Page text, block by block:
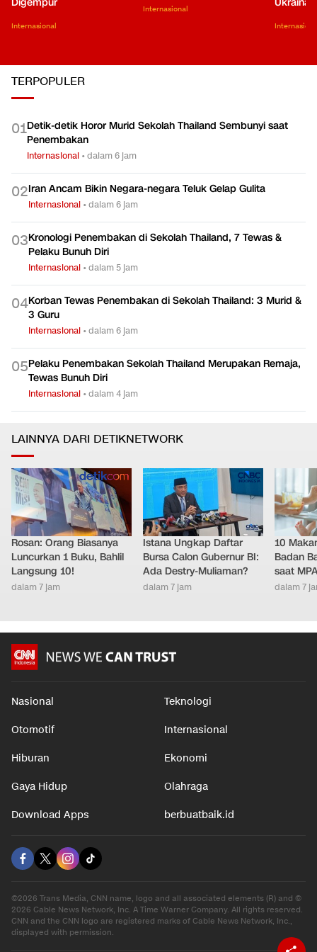
Internasional
Internasional
TERPOPULER
01Detik-detik Horor Murid Sekolah Thailand Sembunyi saat
Penembakan
Internasional •dalam 6 jam
02Iran Ancam Bikin Negara-negara Teluk Gelap Gulita
Internasional •dalam 6 jam
03Kronologi Penembakan di Sekolah Thailand, 7 Tewas &
Pelaku Bunuh Diri
Internasional •dalam 5 jam
04Korban Tewas Penembakan di Sekolah Thailand: 3 Murid &
3 Guru
Internasional •dalam 6 jam
05Pelaku Penembakan Sekolah Thailand Merupakan Remaja,
Tewas Bunuh Diri
Internasional •dalam 4 jam
LAINNYA DARI DETIKNETWORK
Rosan: Orang Biasanya
Luncurkan 1 Buku, Bahlil
Langsung 10!
dalam 7 jam
Istana Ungkap Daftar
Bursa Calon Gubernur BI:
Ada Destry-Muliaman?
dalam 7 jam
10
Badan
saat
dalam 7
Nasional Teknologi
Otomotif Internasional
Hiburan Ekonomi
Gaya Hidup Olahraga
Download Apps berbuatbaik.id
©2026 Trans Media, CNN name, logo and all associated elements (R) and ©
2026 Cable News Network, Inc. A Time Warner Company. All rights reserved.
CNN and the CNN logo are registered marks of Cable News Network, Inc.,
displayed with permission.